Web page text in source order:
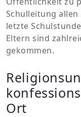
Schulleitung
letzte
Eltern sind
gekommen.
Ort